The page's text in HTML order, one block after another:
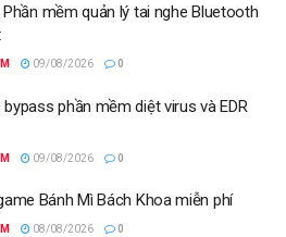
Phần mềm quản lý tai nghe Bluetooth
09/08/2026 0
phần mềm diệt virus và EDR
09/08/2026 0
Bánh Mì Bách Khoa miễn phí
08/08/2026 0